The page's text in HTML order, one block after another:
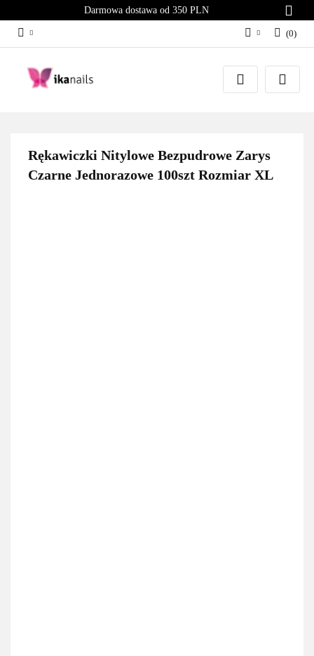
Darmowa dostawa od 350 PLN
Zaloguj się
Załóż konto
(0)
Rękawiczki Nitylowe Bezpudrowe Zarys
Czarne Jednorazowe 100szt Rozmiar XL